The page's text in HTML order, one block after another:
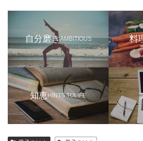
自分磨きAMBITIOUS 料
知恵HINTS TOLIFE